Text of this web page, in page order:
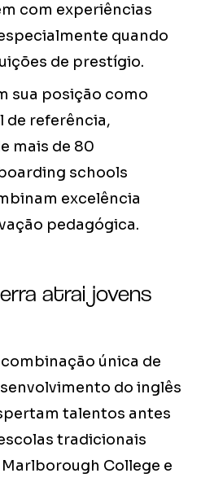
com experiências
quando
de prestígio.
sua posição como
de referência,
mais de 80
schools
excelência
pedagógica.
atrai jovens
única de
do inglês
talentos antes
tradicionais
College e